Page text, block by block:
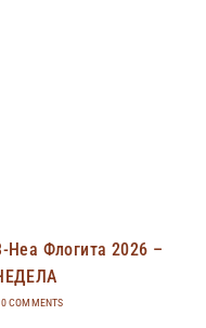
Неа Флогита 2026 –
0 COMMENTS